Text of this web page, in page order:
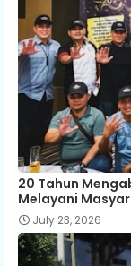
20 Tahun
Melayani
July 23, 2026